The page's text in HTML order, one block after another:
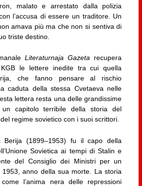
malato e arrestato dalla polizia
l’accusa di essere un traditore. Un
amava più ma che non si sentiva di
triste destino.
Literaturnaja Gazeta recupera
le lettere inedite tra cui quella
che fanno pensare al rischio
caduta della stessa Cvetaeva nelle
lettera resta una delle grandissime
un capitolo terribile della storia del
regime sovietico con i suoi scrittori.
Berija (1899–1953) fu il capo della
Sovietica ai tempi di Stalin e
del Consiglio dei Ministri per un
1953, anno della sua morte. La storia
l’anima nera delle repressioni